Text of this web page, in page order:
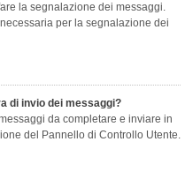
la segnalazione dei messaggi.
per la segnalazione dei
di invio dei messaggi?
da completare e inviare in
del Pannello di Controllo Utente.